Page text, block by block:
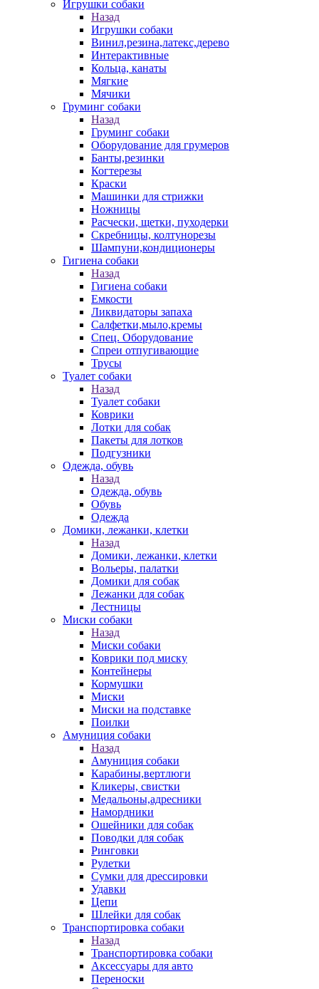
Игрушки собаки
Назад
Игрушки собаки
Винил,резина,латекс,дерево
Интерактивные
Кольца, канаты
Мягкие
Мячики
Груминг собаки
Назад
Груминг собаки
Оборудование для грумеров
Банты,резинки
Когтерезы
Краски
Машинки для стрижки
Ножницы
Расчески, щетки, пуходерки
Скребницы, колтунорезы
Шампуни,кондиционеры
Гигиена собаки
Назад
Гигиена собаки
Емкости
Ликвидаторы запаха
Салфетки,мыло,кремы
Спец. Оборудование
Спреи отпугивающие
Трусы
Туалет собаки
Назад
Туалет собаки
Коврики
Лотки для собак
Пакеты для лотков
Подгузники
Одежда, обувь
Назад
Одежда, обувь
Обувь
Одежда
Домики, лежанки, клетки
Назад
Домики, лежанки, клетки
Вольеры, палатки
Домики для собак
Лежанки для собак
Лестницы
Миски собаки
Назад
Миски собаки
Коврики под миску
Контейнеры
Кормушки
Миски
Миски на подставке
Поилки
Амуниция собаки
Назад
Амуниция собаки
Карабины,вертлюги
Кликеры, свистки
Медальоны,адресники
Намордники
Ошейники для собак
Поводки для собак
Ринговки
Рулетки
Сумки для дрессировки
Удавки
Цепи
Шлейки для собак
Транспортировка собаки
Назад
Транспортировка собаки
Аксессуары для авто
Переноски